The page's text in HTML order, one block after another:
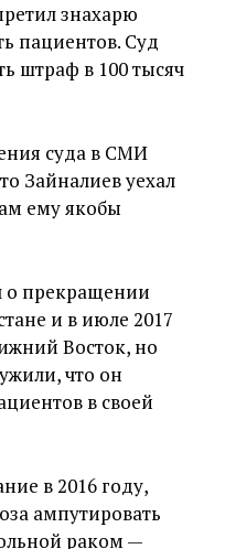
знахарю
пациентов. Суд
штраф в 100 тысяч
суда в СМИ
Зайналиев уехал
ему якобы
о прекращении
и в июле 2017
Восток, но
что он
в своей
в 2016 году,
ампутировать
раком —